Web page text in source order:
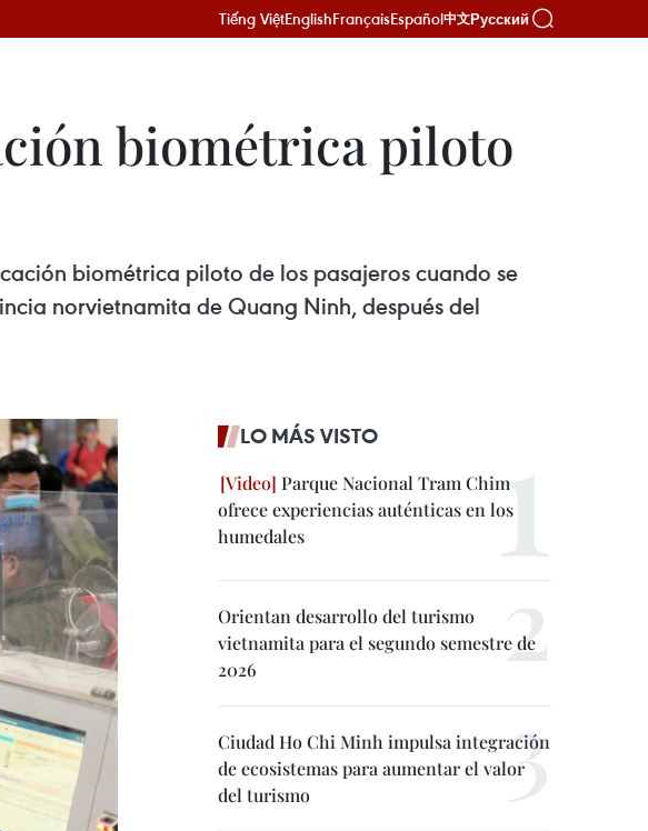
Tiếng ViệtEnglishFrançaisEspañol中文Русский
biométrica piloto
biométrica piloto de los pasajeros cuando se
norvietnamita de Quang Ninh, después del
LO MÁS VISTO
Parque Nacional Tram Chim
ofrece experiencias auténticas en los
humedales
Orientan desarrollo del turismo
vietnamita para el segundo semestre de
2026
Ciudad Ho Chi Minh impulsa integración
de ecosistemas para aumentar el valor
del turismo